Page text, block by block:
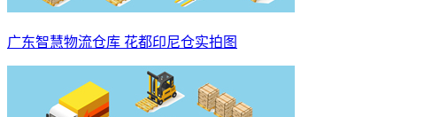
广东智慧物流仓库 花都印尼仓实拍图